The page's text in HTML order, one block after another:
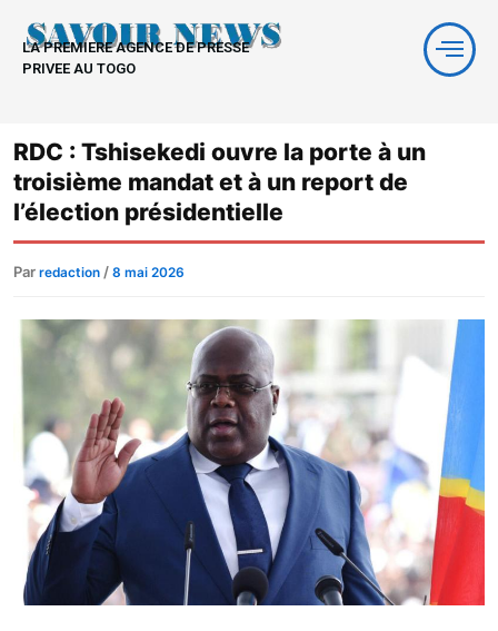
contenu
LA PREMIERE AGENCE DE PRESSE
PRIVEE AU TOGO
RDC : Tshisekedi ouvre la porte à un
troisième mandat et à un report de
l’élection présidentielle
Par redaction / 8 mai 2026